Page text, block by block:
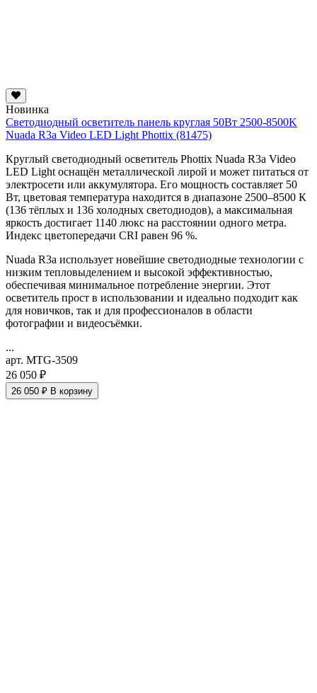
Новинка
Светодиодный осветитель панель круглая 50Вт 2500-8500K
Nuada R3a Video LED Light Phottix (81475)
Круглый светодиодный осветитель Phottix Nuada R3a Video
LED Light оснащён металлической лирой и может питаться от
электросети или аккумулятора. Его мощность составляет 50
Вт, цветовая температура находится в диапазоне 2500–8500 К
(136 тёплых и 136 холодных светодиодов), а максимальная
яркость достигает 1140 люкс на расстоянии одного метра.
Индекс цветопередачи CRI равен 96 %.
Nuada R3a использует новейшие светодиодные технологии с
низким тепловыделением и высокой эффективностью,
обеспечивая минимальное потребление энергии. Этот
осветитель прост в использовании и идеально подходит как
для новичков, так и для профессионалов в области
фотографии и видеосъёмки.
...
арт. MTG-3509
26 050 ₽
26 050 ₽ В корзину